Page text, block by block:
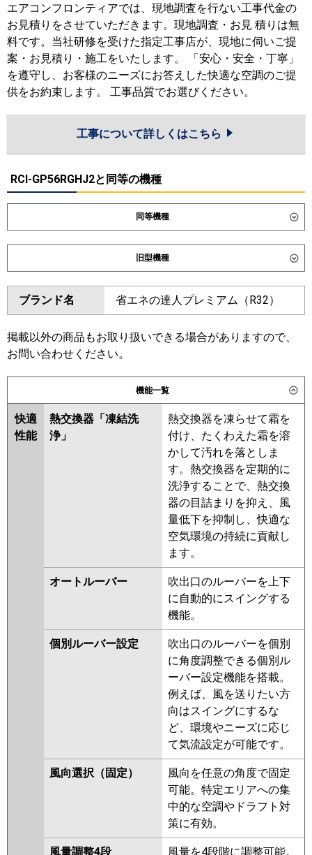
エアコンフロンティアでは、現地調査を行ない工事代金の
お見積りをさせていただきます。現地調査・お見 積りは無
料です。当社研修を受けた指定工事店が、現地に伺いご提
案・お見積り・施工をいたします。 「安心・安全・丁寧」
を遵守し、お客様のニーズにお答えした快適な空調のご提
供をお約束します。 工事品質でお選びください。
工事について詳しくはこちら
RCI-GP56RGHJ2と同等の機種
同等機種
ダイキン SSRC56DNV SSRC56DV
SSRUC56DV
東芝
GUXA05613J1XU
GUXA05613J1MUB
GUXA05613JP1XU
ZRMP56SHF6
ZRMP56SHBF6 PLZ-
ZRMP56SHFG6
RCI-GP56RGHJ9
FDTZ566HK6SA FDTZ566HK6SA-
FDTZ566HK6SA-airf
FDTZ566HK6SA-osj
PA-P56U7SGNC PA-P56U7SGNCX
PA-P56U7SGC
旧型機種
ダイキン SSRC56CNV SSRC56CV
SSRUC56CV SSRC56BYV
SSRC56BYNV SSRUC56BYV
SSRC56BJV SSRC56BJNV
SSRJC56BJV
SSRC56BCNV
東芝 GUXA05613JMUB GUXA05613JXU
GUXA05613JPXU
GUXA05613JPMUB
RUXA05633JMUB
RUXA05633JMU RUXA05633JXU
PLZ-ZRMP56SHLF5 PLZ-
ZRMP56SHF5 PLZ-
ZRMP56SHBF5 PLZ-
ZRMP56SHFG5
ZRMP56SHLF4 PLZ-
ZRMP56SHF4 PLZ-
ZRMP56SHBF4
ZRMP56SHFG4 PLZ-
ZRMP56SHLF3 PLZ-
ZRMP56SHF3 PLZ-
ZRMP56SHFG3 PLZ-
ZRMP56SHF2 PLZ-
ZRMP56SHLF2 PLZ-
ZRMP56SHFG2 PLZ-
ZRMP56SEFZ PLZ-
ZRMP56SELFZ PLZ-
ZRMP56SEFGZ PLZ-
ZRMP56SELFGZ PLZ-
ZRMP56SEFY PLZ-
ZRMP56SELFY PLZ-
ZRMP56SEFGY
PLZ-
ブランド名 省エネの達人プレミアム（R32）
掲載以外の商品もお取り扱いできる場合がありますので、
お問い合わせください。
機能一覧
快適
性能
熱交換器「凍結洗
浄」
熱交換器を凍らせて霜を
付け、たくわえた霜を溶
かして汚れを落としま
す。熱交換器を定期的に
洗浄することで、熱交換
器の目詰まりを抑え、風
量低下を抑制し、快適な
空気環境の持続に貢献し
ます。
オートルーバー
吹出口のルーバーを上下
に自動的にスイングする
機能。
個別ルーバー設定
吹出口のルーバーを個別
に角度調整できる個別ル
ーバー設定機能を搭載。
例えば、風を送りたい方
向はスイングにするな
ど、環境やニーズに応じ
て気流設定が可能です。
風向選択（固定）
風向を任意の角度で固定
可能。特定エリアへの集
中的な空調やドラフト対
策に有効。
風量調整4段 風量を4段階に調整可能。